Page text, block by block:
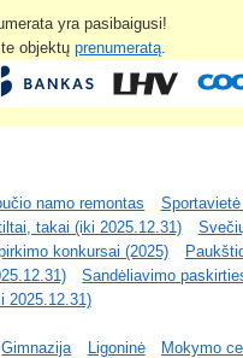
yra pasibaigusi!
objektųprenumeratą
namo remontas
takai (iki 2025.12.31)
konkursai (2025)
Sandėliavimo
2025.12.31)
Gimnazija Ligoninė Mokymo